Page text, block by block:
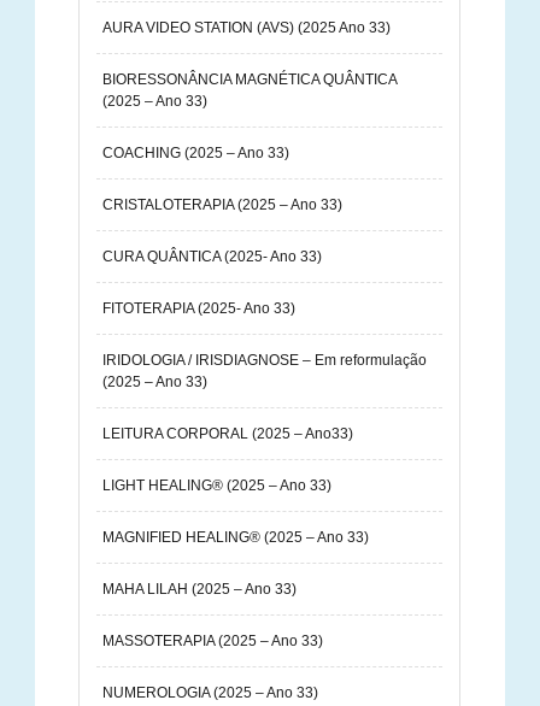
AURA VIDEO STATION (AVS) (2025 Ano 33)
BIORESSONÂNCIA MAGNÉTICA QUÂNTICA
(2025 – Ano 33)
COACHING (2025 – Ano 33)
CRISTALOTERAPIA (2025 – Ano 33)
CURA QUÂNTICA (2025- Ano 33)
FITOTERAPIA (2025- Ano 33)
IRIDOLOGIA / IRISDIAGNOSE – Em reformulação
(2025 – Ano 33)
LEITURA CORPORAL (2025 – Ano33)
LIGHT HEALING® (2025 – Ano 33)
MAGNIFIED HEALING® (2025 – Ano 33)
MAHA LILAH (2025 – Ano 33)
MASSOTERAPIA (2025 – Ano 33)
NUMEROLOGIA (2025 – Ano 33)